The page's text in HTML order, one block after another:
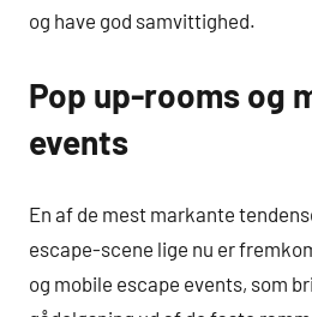
og have god samvittighed.
Pop up-rooms og
events
En af de mest markante
escape-scene lige nu er
og mobile escape events, som